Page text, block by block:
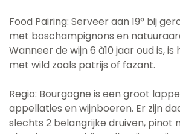
Food Pairing: Serveer aan 19° bij
met boschampignons en
Wanneer de wijn 6 à10 jaar oud is,
met wild zoals patrijs of fazant.
Regio: Bourgogne is een groot
appellaties en wijnboeren. Er zijn
slechts 2 belangrijke druiven, pinot